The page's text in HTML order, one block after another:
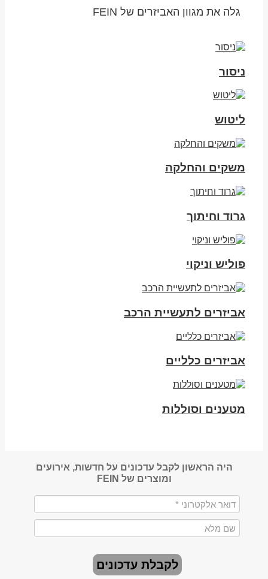
גלה את מגוון האביזרים של FEIN
ניסור
ליטוש
משקים והחלקה
גרוד וחיתוך
פוליש וניקוי
אביזרים לתעשיית הרכב
אביזרים כלליים
מטענים וסוללות
היה הראשון לקבל עדכונים על חדשות, אירועים
ומוצרים של FEIN
לקבלת עדכונים